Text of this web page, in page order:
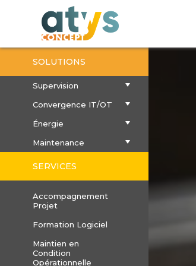
SOLUTIONS
Supervision
Convergence IT/OT
Énergie
Maintenance
SERVICES
Accompagnement
Projet
Formation Logiciel
Maintien en
Condition
Opérationnelle